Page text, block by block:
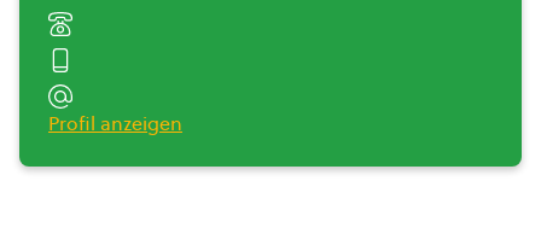
Profil anzeigen